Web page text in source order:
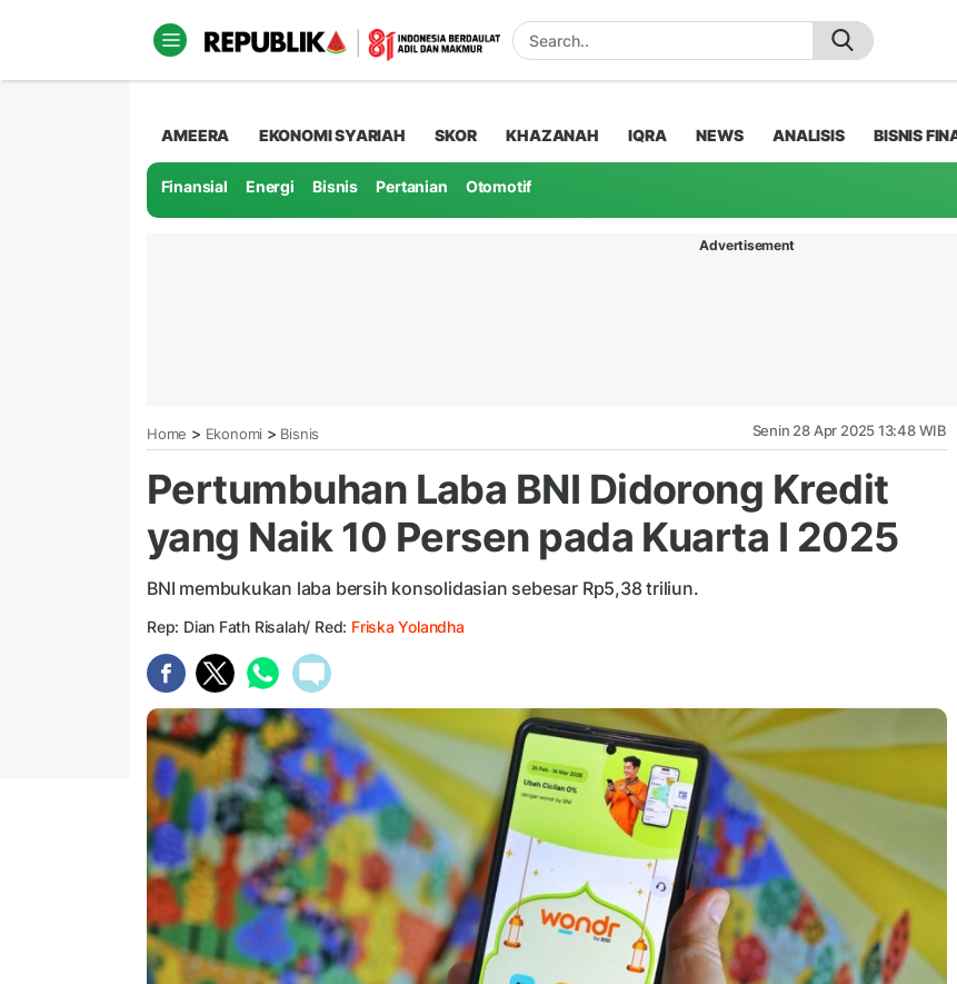
AMEERA EKONOMI SYARIAH SKOR KHAZANAH IQRA NEWS ANALISIS BISNIS
Finansial Energi Bisnis Pertanian Otomotif
Advertisement
Home > Ekonomi > Bisnis Senin 28 Apr 2025 13:48 WIB
Pertumbuhan Laba BNI Didorong Kredit
yang Naik 10 Persen pada Kuarta I 2025
BNI membukukan laba bersih konsolidasian sebesar Rp5,38 triliun.
Rep: Dian Fath Risalah/ Red: Friska Yolandha